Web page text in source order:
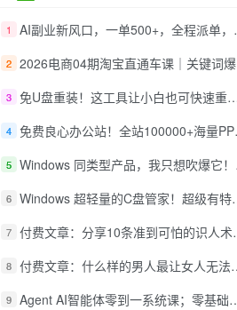
1 AI副业新风口，一单500+，全程派单，0门槛直接干
2 2026电商04期淘宝直通车课｜关键词爆打矩阵，多计划低出价，新品爆款差异化投放实操教学
3 免U盘重装！这工具让小白也可快速重装 Windows，支持无人值守配置，数据无忧 CmzPrep_Rev2
4 免费良心办公站！全站100000+海量PPT素材免费下载，每日更新，分类清晰，免注册登录下载 爱PPT网
5 Windows 同类型产品，我只想吹爆它！把听歌变成了一场沉浸式视听现场，支持多平台歌单播放 Mineradio
6 Windows 超轻量的C盘管家！超级有特点，支持磁盘分析及清理提醒，2M大小体积，完全免费 C盘管家
7 付费文章：分享10条准到可怕的识人术术，希望能帮到大家。
8 付费文章：什么样的男人最让女人无法抵抗？
9 Agent AI智能体零到一系统课；零基础也能学会自动化实战，从核心概念到Coze工作流搭建完整覆盖